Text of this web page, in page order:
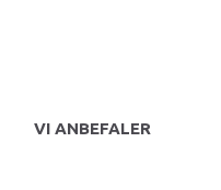
VI ANBEFALER